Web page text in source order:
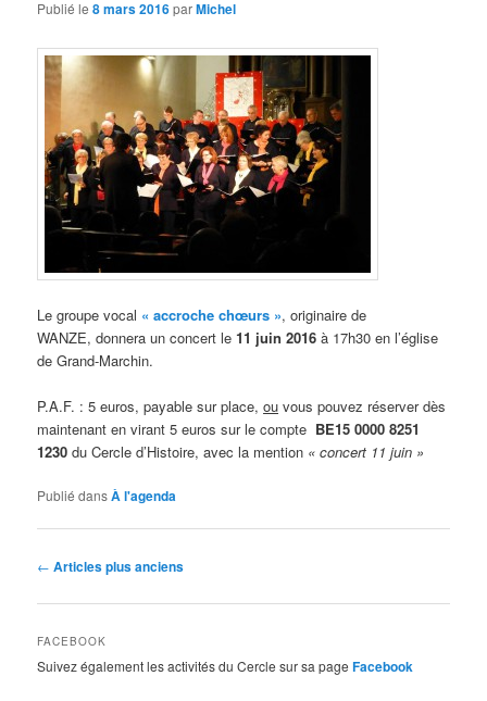
Publié le8 mars 2016parMichel
Le groupe vocal « accroche chœurs », originaire de
WANZE, donnera un concert le11 juin 2016 à 17h30 en l’église
de Grand-Marchin.
P.A.F. : 5 euros, payable sur place,ou vous pouvez réserver dès
maintenant en virant 5 euros sur le compte BE15 0000 8251
1230 du Cercle d’Histoire, avec la mention « concert 11 juin »
Publié dansÀ l'agenda
Navigation
articles
← Articles plus anciens
FACEBOOK
Suivez également les activités du Cercle sur sa pageFacebook